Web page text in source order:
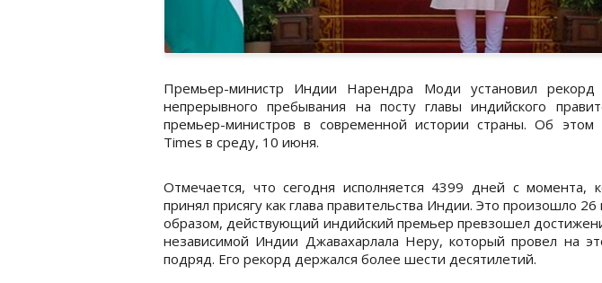
Премьер-министр Индии Нарендра Моди установил рекорд
непрерывного пребывания на посту главы индийского
премьер-министров в современной истории страны. Об этом
Times в среду, 10 июня.
Отмечается, что сегодня исполняется 4399 дней с момента,
принял присягу как глава правительства Индии. Это произошло
образом, действующий индийский премьер превзошел
независимой Индии Джавахарлала Неру, который провел на
подряд. Его рекорд держался более шести десятилетий.